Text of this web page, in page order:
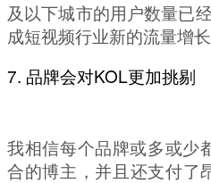
及以下城市的用户数量已
成短视频行业新的流量增长
7. 品牌会对KOL更加挑剔
我相信每个品牌或多或少
合的博主，并且还支付了